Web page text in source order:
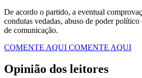
De acordo o partido, a eventual
condutas vedadas, abuso de poder
de comunicação.
COMENTE AQUI COMENTE AQUI
Opinião dos leitores